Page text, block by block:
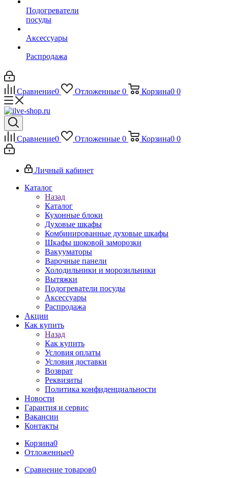
Подогреватели
посуды
Аксессуары
Распродажа
Сравнение0 Отложенные 0 Корзина0 0
Сравнение0 Отложенные 0 Корзина0 0
Личный кабинет
Каталог
Назад
Каталог
Кухонные блоки
Духовые шкафы
Комбинированные духовые шкафы
Шкафы шоковой заморозки
Вакууматоры
Варочные панели
Холодильники и морозильники
Вытяжки
Подогреватели посуды
Аксессуары
Распродажа
Акции
Как купить
Назад
Как купить
Условия оплаты
Условия доставки
Возврат
Реквизиты
Политика конфиденциальности
Новости
Гарантия и сервис
Вакансии
Контакты
Корзина0
Отложенные0
Сравнение товаров0